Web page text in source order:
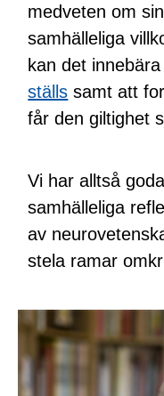
medveten om
samhälleliga
kan det
ställs samt att
får den giltighet
Vi har alltså
samhälleliga
av
stela ramar